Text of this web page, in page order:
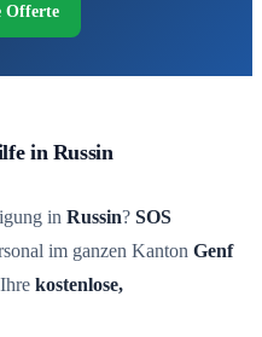
Offerte
in Russin
in Russin? SOS
im ganzen Kanton Genf
kostenlose,